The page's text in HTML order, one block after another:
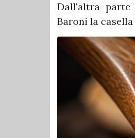
Dall'altra
Baroni la